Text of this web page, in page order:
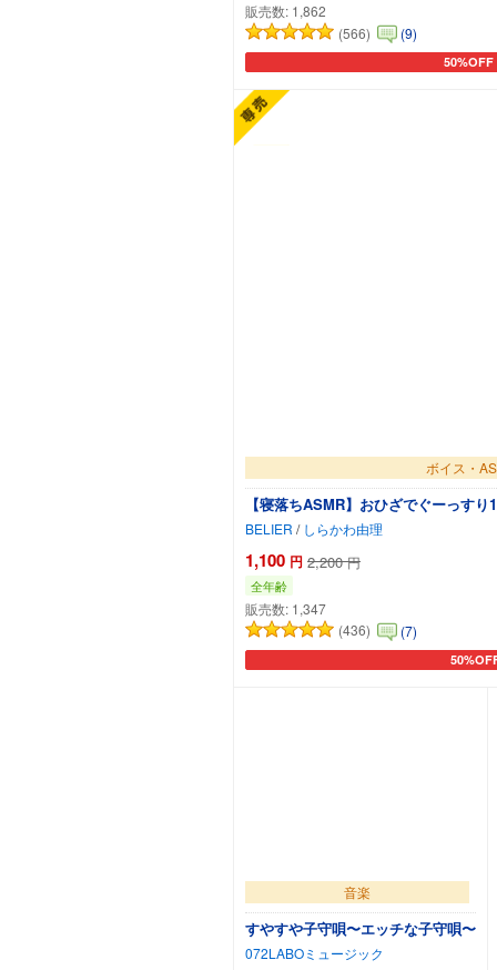
販売数: 1,862
(566)
(9)
50%OFF
カートに
ボイス・
【寝落ちASMR】おひざでぐーっす
BELIER / しらかわ由理
1,100 円 2,200 円
全年齢
販売数: 1,347
(436)
(7)
カートに
音楽
すやすや子守唄〜エッチな子守唄〜
072LABOミュージック